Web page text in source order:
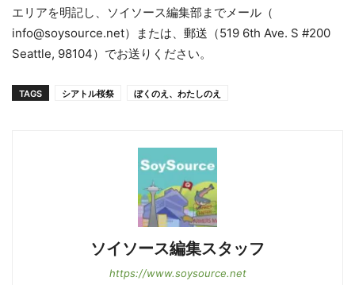
エリアを明記し、ソイソース編集部までメール（
info@soysource.net）または、郵送（519 6th Ave. S #200
Seattle, 98104）でお送りください。
TAGS シアトル桜祭 ぼくのえ、わたしのえ
ソイソース編集スタッフ
https://www.soysource.net